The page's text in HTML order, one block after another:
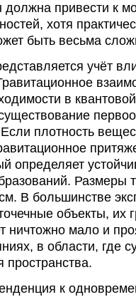
должна привести к
хотя
быть весьма
учёт
в
плотность
определяет
Размеры
В большинстве
объекты, их
ничтожно мало и
в области, где
пространства.
к